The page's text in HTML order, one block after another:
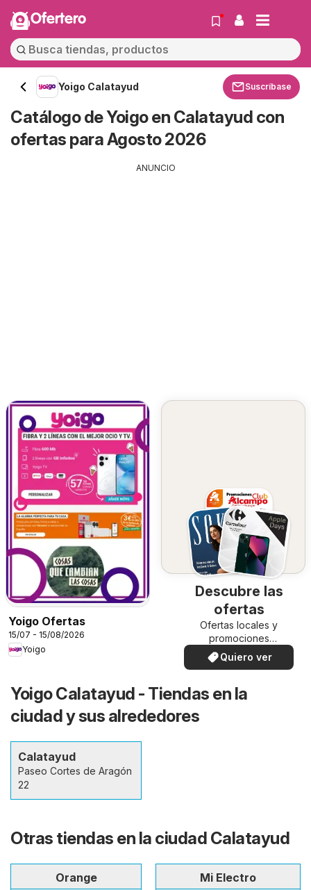
Ofertero
Yoigo Calatayud Suscríbase
Catálogo de Yoigo en Calatayud con
ofertas para Agosto 2026
ANUNCIO
Yoigo Ofertas
15/07 - 15/08/2026
Yoigo
Descubre las
ofertas
Ofertas locales y
promociones
especiales.
Quiero ver
Yoigo Calatayud - Tiendas en la
ciudad y sus alrededores
Calatayud
Paseo Cortes de Aragón
22
Otras tiendas en la ciudad Calatayud
Orange
Mi Electro